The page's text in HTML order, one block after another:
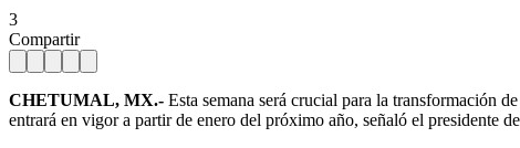
3
Compartir
CHETUMAL, MX.- Esta semana será crucial para la transformación de
entrará en vigor a partir de enero del próximo año, señaló el presidente